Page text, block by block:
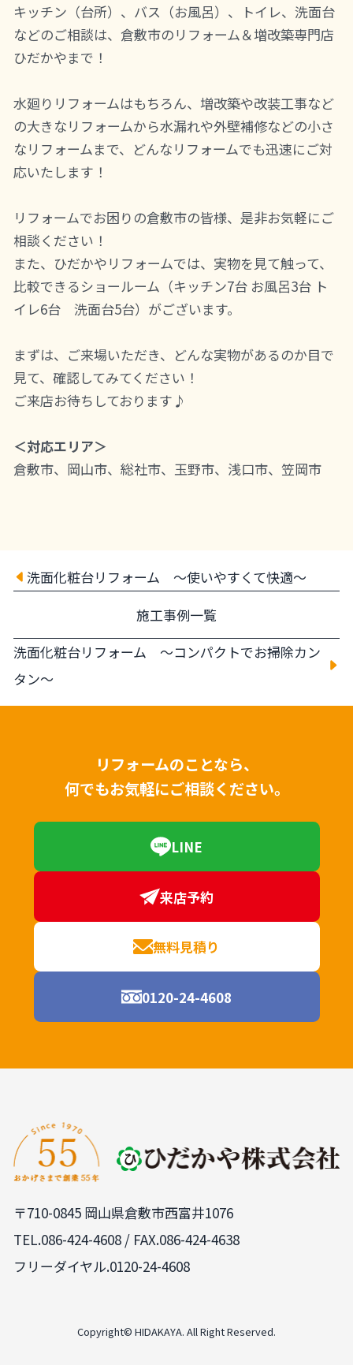
キッチン（台所）、バス（お風呂）、トイレ、洗面台
などのご相談は、倉敷市のリフォーム＆増改築専門店
ひだかやまで！
水廻りリフォームはもちろん、増改築や改装工事など
の大きなリフォームから水漏れや外壁補修などの小さ
なリフォームまで、どんなリフォームでも迅速にご対
応いたします！
リフォームでお困りの倉敷市の皆様、是非お気軽にご
相談ください！
また、ひだかやリフォームでは、実物を見て触って、
比較できるショールーム（キッチン7台 お風呂3台 ト
イレ6台 洗面台5台）がございます。
まずは、ご来場いただき、どんな実物があるのか目で
見て、確認してみてください！
ご来店お待ちしております♪
＜対応エリア＞
倉敷市、岡山市、総社市、玉野市、浅口市、笠岡市
洗面化粧台リフォーム ～使いやすくて快適～
施工事例一覧
洗面化粧台リフォーム ～コンパクトでお掃除カン
タン～
リフォームのことなら、
何でもお気軽にご相談ください。
LINE
来店予約
無料見積り
0120-24-4608
〒710-0845 岡山県倉敷市西富井1076
TEL.086-424-4608 / FAX.086-424-4638
フリーダイヤル.0120-24-4608
Copyright© HIDAKAYA. All Right Reserved.